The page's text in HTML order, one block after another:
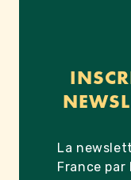
La
France par